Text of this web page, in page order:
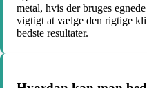
metal, hvis der bruges
vigtigt at vælge den rigtige
bedste resultater.